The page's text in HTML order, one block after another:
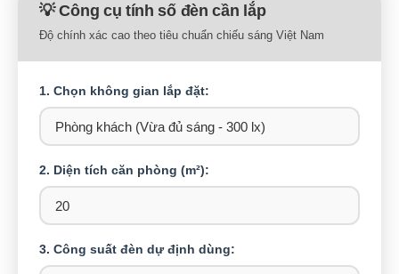
💡 Công cụ tính số đèn cần lắp
Độ chính xác cao theo tiêu chuẩn chiếu sáng Việt Nam
1. Chọn không gian lắp đặt:
2. Diện tích căn phòng (m²):
3. Công suất đèn dự định dùng: